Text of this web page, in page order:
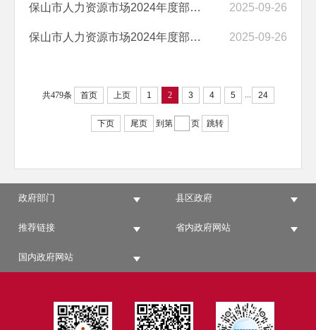
保山市人力资源市场2024年度部门决算公开报告 2025-09-26
保山市人力资源市场2024年度部门决算公开报告 2025-09-26
共479条 首页 上页 1 2 3 4 5 ... 24
下页 尾页 到第 页 跳转
政府部门 县区政府
推荐链接 省内政府网站
国内政府网站